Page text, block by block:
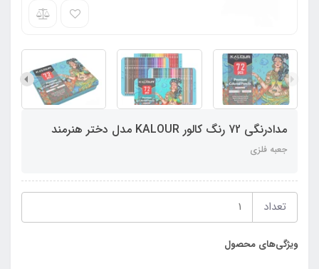
مدادرنگی 72 رنگ کالور KALOUR مدل دختر هنرمند
جعبه فلزی
تعداد
ویژگی‌های محصول